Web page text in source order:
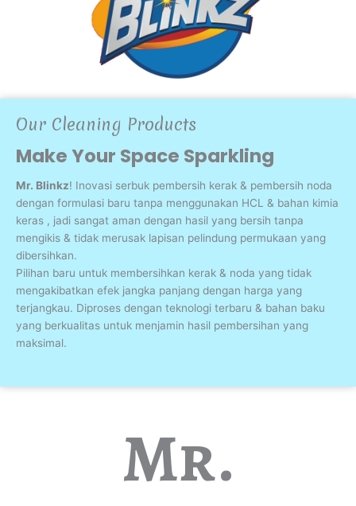
Our Cleaning Products
Make Your Space Sparkling
Mr. Blinkz! Inovasi serbuk pembersih kerak & pembersih noda
dengan formulasi baru tanpa menggunakan HCL & bahan kimia
keras , jadi sangat aman dengan hasil yang bersih tanpa
mengikis & tidak merusak lapisan pelindung permukaan yang
dibersihkan.
Pilihan baru untuk membersihkan kerak & noda yang tidak
mengakibatkan efek jangka panjang dengan harga yang
terjangkau. Diproses dengan teknologi terbaru & bahan baku
yang berkualitas untuk menjamin hasil pembersihan yang
maksimal.
Mr.